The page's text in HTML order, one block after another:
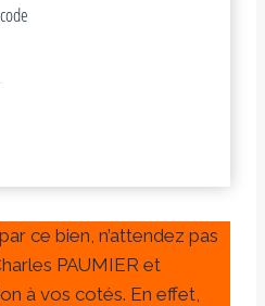
ce bien, n’attendez pas
PAUMIER et
à vos cotés. En effet,